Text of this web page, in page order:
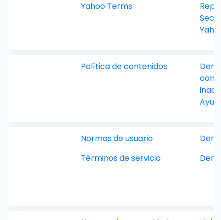
Yahoo Terms
Política de contenidos
Normas de usuario
Términos de servicio